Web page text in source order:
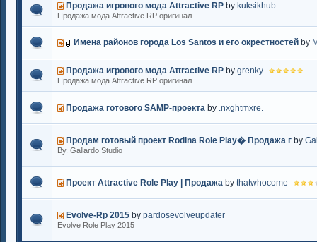
Продажа игрового мода Attractive RP by kuksikhub
Продажа мода Attractive RP оригинал
Имена районов города Los Santos и его окрестностей by
Продажа игрового мода Attractive RP by grenky
Продажа мода Attractive RP оригинал
Продажа готового SAMP-проекта by .nxghtmxre.
Продам готовый проект Rodina Role Play� Продажа г by
By. Gallardo Studio
Проект Attractive Role Play | Продажа by thatwhocome
Evolve-Rp 2015 by pardosevolveupdater
Evolve Role Play 2015